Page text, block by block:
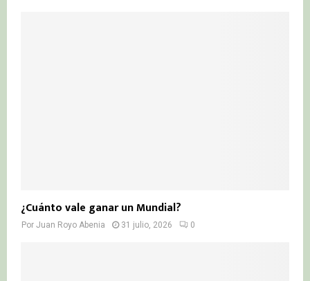
¿Cuánto vale ganar un Mundial?
Por Juan Royo Abenia 31 julio, 2026 0